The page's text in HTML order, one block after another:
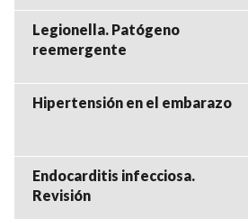
Legionella. Patógeno
reemergente
Hipertensión en el embarazo
Endocarditis infecciosa.
Revisión